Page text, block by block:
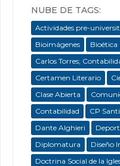
NUBE DE TAGS:
Actividades pre-
Bioimágenes
Bioética
Carlos Torres;
Certamen Literario
Clase Abierta
Contabilidad
CP
Dante Alghieri
Diplomatura
Diseño
Doctrina Social de la